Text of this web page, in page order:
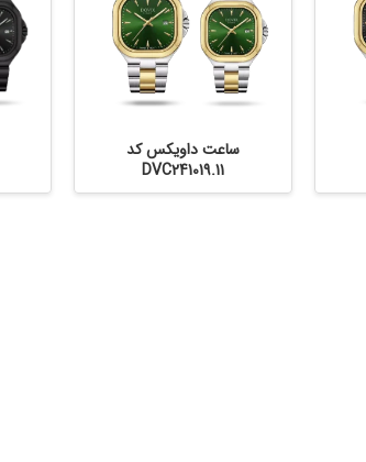
ساعت داویکس کد
DVC241019.11